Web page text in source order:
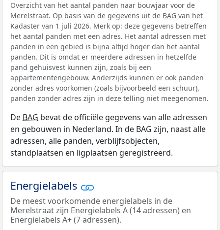
Overzicht van het aantal panden naar bouwjaar voor de
Merelstraat. Op basis van de gegevens uit de BAG van het
Kadaster van 1 juli 2026. Merk op: deze gegevens betreffen
het aantal panden met een adres. Het aantal adressen met
panden in een gebied is bijna altijd hoger dan het aantal
panden. Dit is omdat er meerdere adressen in hetzelfde
pand gehuisvest kunnen zijn, zoals bij een
appartementengebouw. Anderzijds kunnen er ook panden
zonder adres voorkomen (zoals bijvoorbeeld een schuur),
panden zonder adres zijn in deze telling niet meegenomen.
De BAG bevat de officiële gegevens van alle adressen
en gebouwen in Nederland. In de BAG zijn, naast alle
adressen, alle panden, verblijfsobjecten,
standplaatsen en ligplaatsen geregistreerd.
Energielabels
De meest voorkomende energielabels in de
Merelstraat zijn Energielabels A (14 adressen) en
Energielabels A+ (7 adressen).